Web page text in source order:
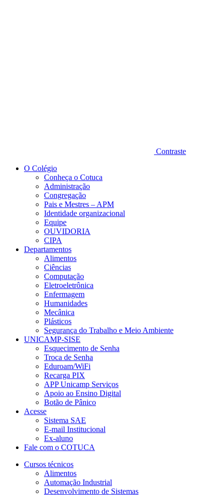
Contraste
O Colégio
Conheça o Cotuca
Administração
Congregação
Pais e Mestres – APM
Identidade organizacional
Equipe
OUVIDORIA
CIPA
Departamentos
Alimentos
Ciências
Computação
Eletroeletrônica
Enfermagem
Humanidades
Mecânica
Plásticos
Segurança do Trabalho e Meio Ambiente
UNICAMP-SISE
Esquecimento de Senha
Troca de Senha
Eduroam/WiFi
Recarga PIX
APP Unicamp Serviços
Apoio ao Ensino Digital
Botão de Pânico
Acesse
Sistema SAE
E-mail Institucional
Ex-aluno
Fale com o COTUCA
Cursos técnicos
Alimentos
Automação Industrial
Desenvolvimento de Sistemas